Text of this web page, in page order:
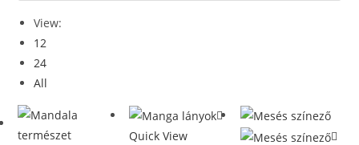
View:
12
24
All
Quick View